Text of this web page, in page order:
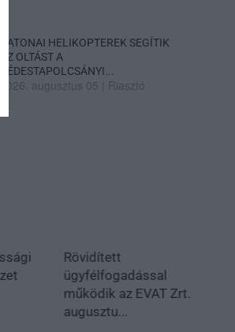
KATONAI HELIKOPTEREK SEGÍTIK
AZ OLTÁST A
DÉDESTAPOLCSÁNYI...
2026. augusztus 05 Riasztó
Rövidített
ügyfélfogadással
működik az EVAT Zrt.
augusztu...